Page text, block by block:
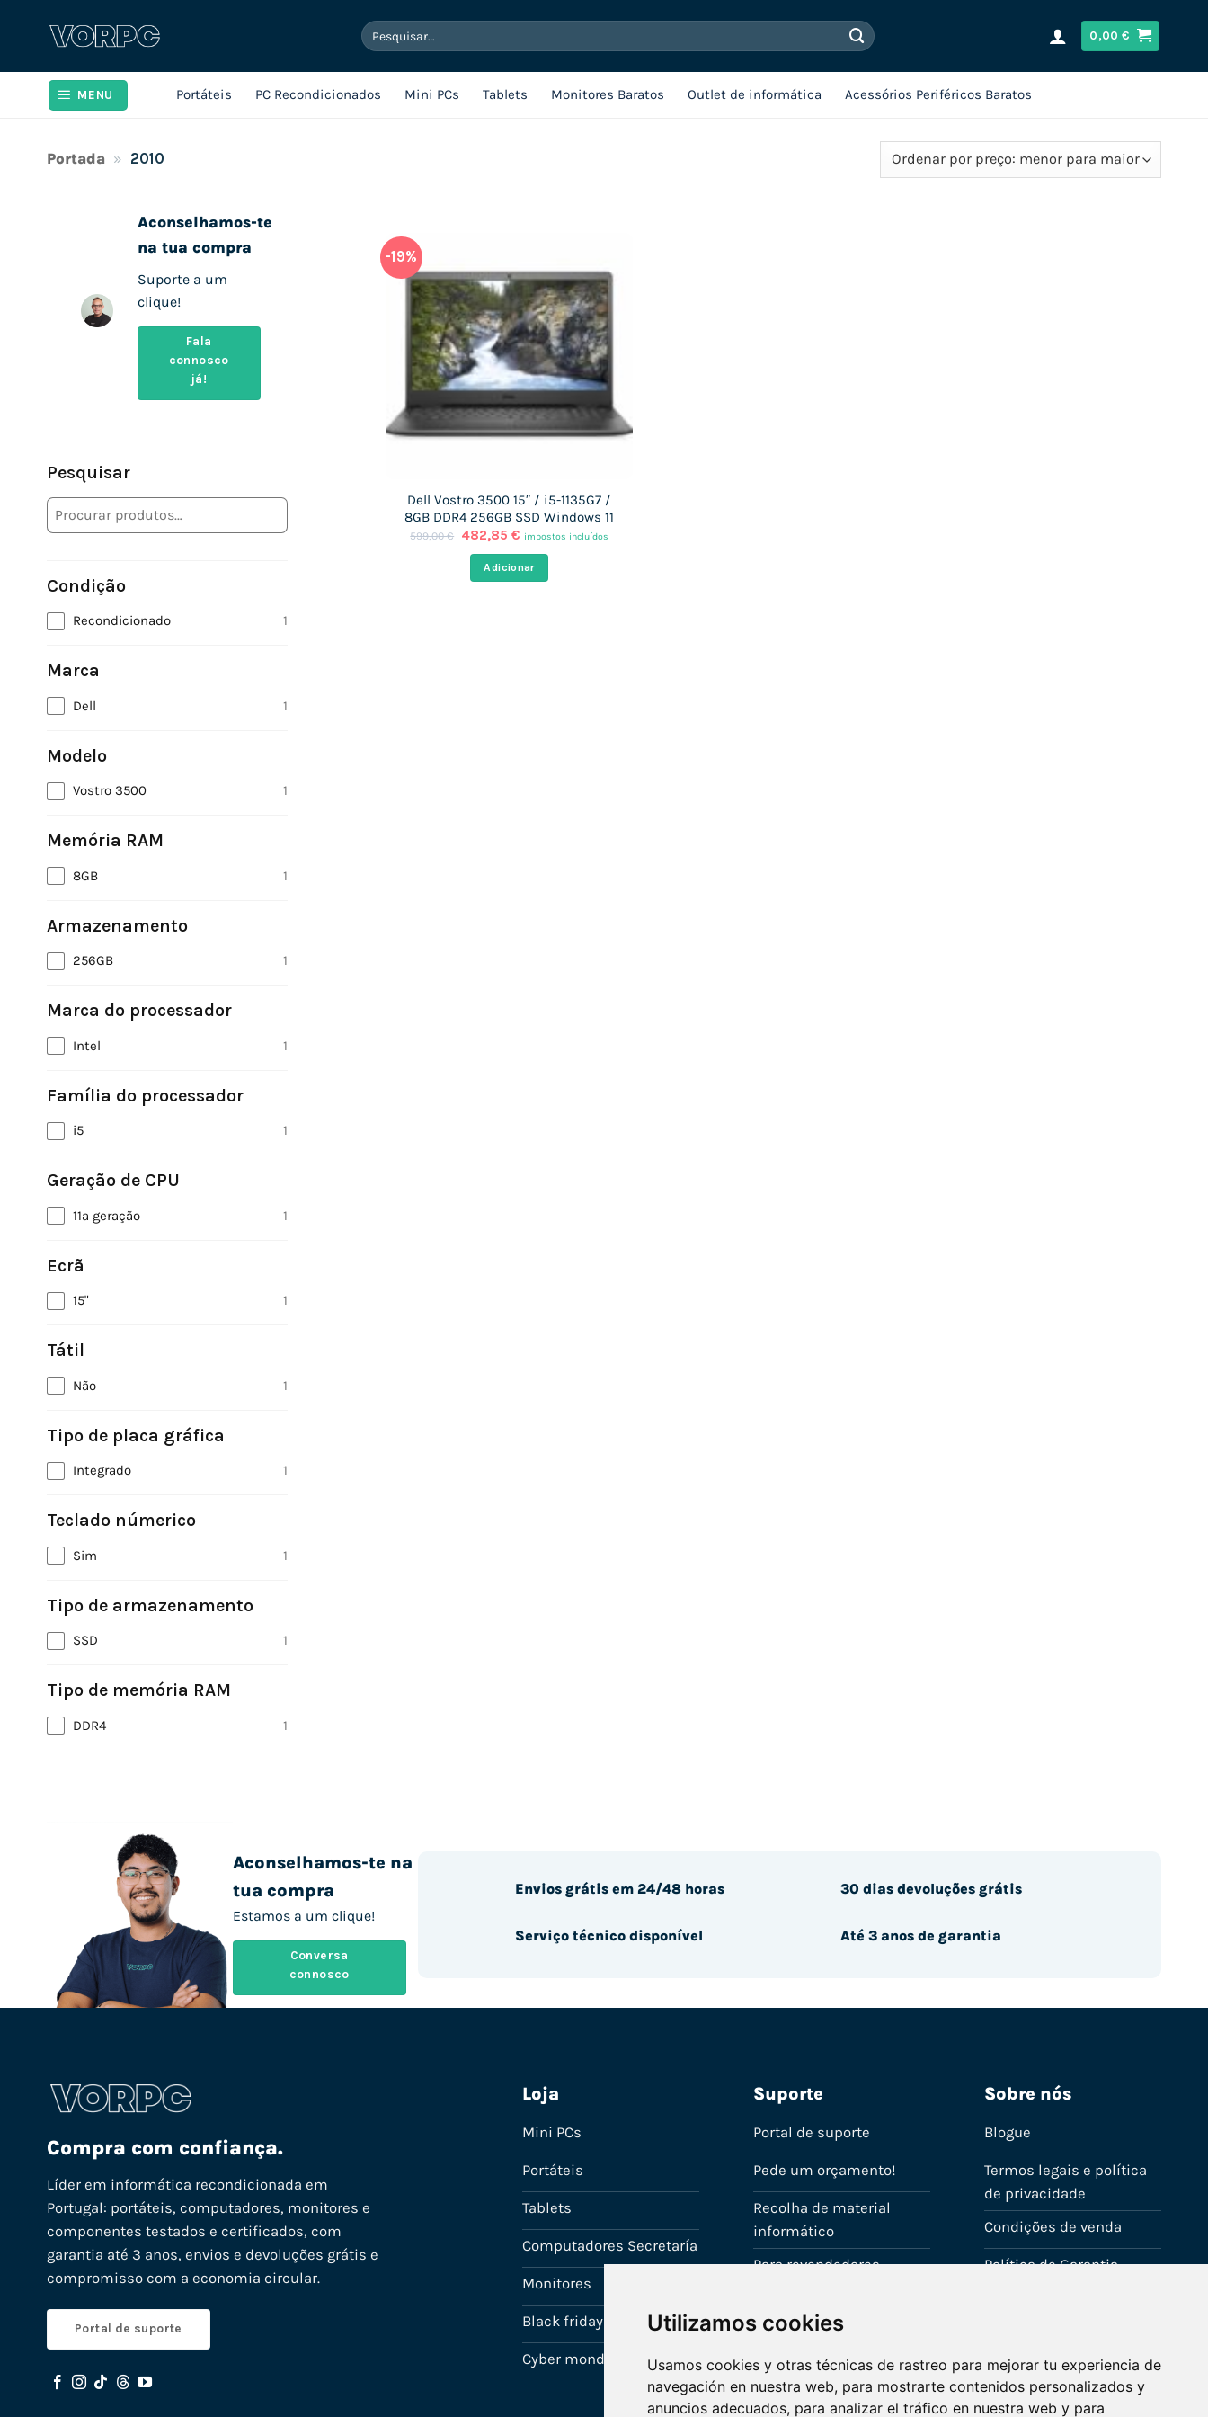
Utilizamos cookies
Usamos cookies y otras técnicas de rastreo para mejorar tu experiencia de
navegación en nuestra web, para mostrarte contenidos personalizados y
anuncios adecuados, para analizar el tráfico en nuestra web y para
Pesquisar
por:
0,00€
MENU Portáteis PC Recondicionados Mini PCs Tablets Monitores Baratos Outlet de informática Acessórios Periféricos Baratos
Portada » 2010
Aconselhamos-te
na tua compra
Suporte a um
clique!
Fala
connosco
já!
Pesquisar
Condição
Recondicionado 1
Marca
Dell 1
Modelo
Vostro 3500 1
Memória RAM
8GB 1
Armazenamento
256GB 1
Marca do processador
Intel 1
Família do processador
i5 1
Geração de CPU
11ª geração 1
Ecrã
15" 1
Tátil
Não 1
Tipo de placa gráfica
Integrado 1
Teclado númerico
Sim 1
Tipo de armazenamento
SSD 1
Tipo de memória RAM
DDR4 1
-19%
Dell Vostro 3500 15″ / i5-1135G7 /
8GB DDR4 256GB SSD Windows 11
599,00€
O
original
era:
482,85 €O
atual
é:
impostos incluídos
Adicionar
Aconselhamos-te na
tua compra
Estamos a um clique!
Conversa
connosco
Envios grátis em 24/48 horas
Serviço técnico disponível
30 dias devoluções grátis
Até 3 anos de garantia
Compra com confiança.
Líder em informática recondicionada em
Portugal: portáteis, computadores, monitores e
componentes testados e certificados, com
garantia até 3 anos, envios e devoluções grátis e
compromisso com a economia circular.
Portal de suporte
Loja
Mini PCs
Portáteis
Tablets
Computadores Secretaría
Monitores
Black friday
Cyber monday
Suporte
Portal de suporte
Pede um orçamento!
Recolha de material
informático
Para revendedores
Sobre nós
Blogue
Termos legais e política
de privacidade
Condições de venda
Política de Garantia
Fale connosco